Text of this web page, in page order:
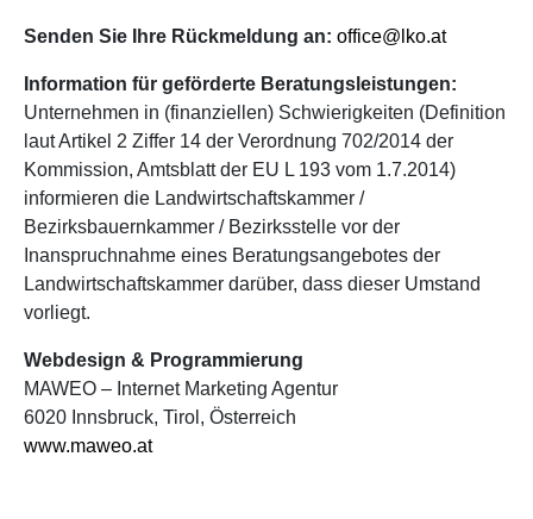
Senden Sie Ihre Rückmeldung an: office@lko.at
Information für geförderte Beratungsleistungen:
Unternehmen in (finanziellen) Schwierigkeiten (Definition
laut Artikel 2 Ziffer 14 der Verordnung 702/2014 der
Kommission, Amtsblatt der EU L 193 vom 1.7.2014)
informieren die Landwirtschaftskammer /
Bezirksbauernkammer / Bezirksstelle vor der
Inanspruchnahme eines Beratungsangebotes der
Landwirtschaftskammer darüber, dass dieser Umstand
vorliegt.
Webdesign & Programmierung
MAWEO – Internet Marketing Agentur
6020 Innsbruck, Tirol, Österreich
www.maweo.at